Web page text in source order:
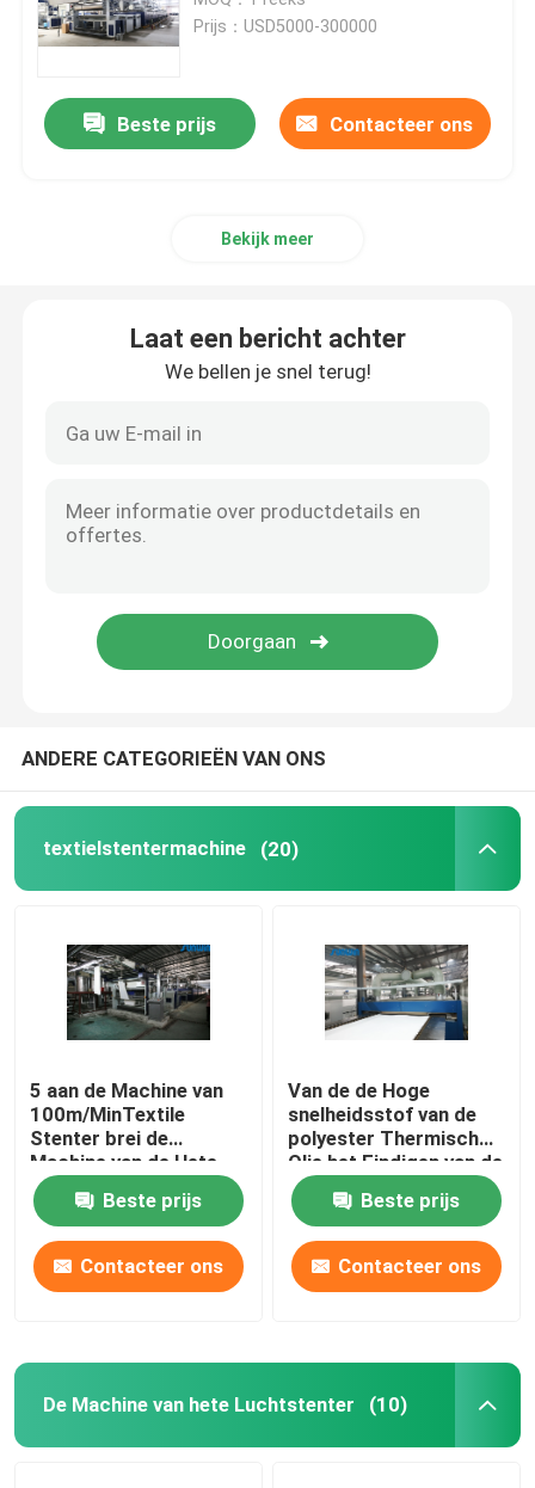
Stoffenhitte het Plaatsen Machine
textiel vervende machine
Textieldrukmachine
Tuimel Drogende Machine
Ontspan Drogere Machine
Prijs：USD5000-300000
Beste prijs Contacteer ons
Bekijk meer
Laat een bericht achter
We bellen je snel terug!
ANDERE CATEGORIEËN VAN ONS
textielstentermachine (20)
5 aan de Machine van
100m/MinTextile
Stenter brei de
Machine van de Hete
Luchtstenter van de
TypestoomBeste prijs
Contacteer ons
Van de de Hoge
snelheidsstof van de
polyester Thermisch
Olie het Eindigen van de
Machinestenter van
Stenter Procédé
Beste prijs
Contacteer ons
De Machine van hete Luchtstenter (10)